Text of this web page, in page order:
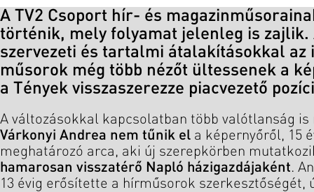
A TV2 Csoport hír- és
történik, mely folyamat jelenleg is zajlik.
szervezeti és tartalmi átalakításokkal az
műsorok még több nézőt ültessenek a
a Tények visszaszerezze piacvezető
A változásokkal kapcsolatban több valótlanság
Várkonyi Andrea nem tűnik el a képernyőről, 15
meghatározó arca, aki új szerepkörben
hamarosan visszatérő Napló házigazdájaként.
13 évig erősítette a hírműsorok szerkesztőségét,